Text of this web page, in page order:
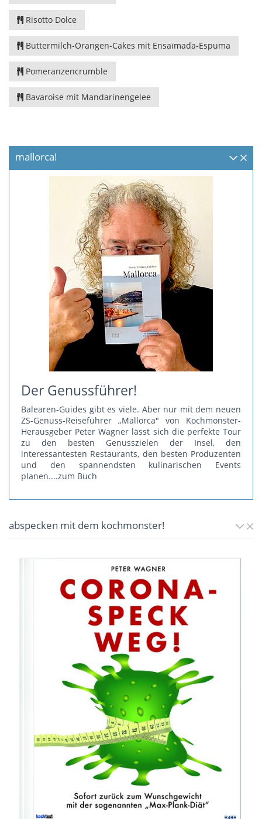
Risotto Dolce
Buttermilch-Orangen-Cakes mit Ensaïmada-Espuma
Pomeranzencrumble
Bavaroise mit Mandarinengelee
mallorca!
Der Genussführer!
Balearen-Guides gibt es viele. Aber nur mit dem neuen
ZS-Genuss-Reiseführer „Mallorca" von Kochmonster-
Herausgeber Peter Wagner lässt sich die perfekte Tour
zu den besten Genusszielen der Insel, den
interessantesten Restaurants, den besten Produzenten
und den spannendsten kulinarischen Events
planen....zum Buch
abspecken mit dem kochmonster!